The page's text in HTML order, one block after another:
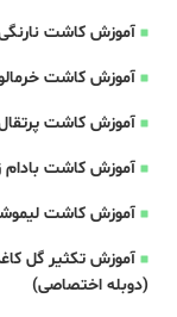
آموزش کاشت
آموزش کاشت
آموزش کاشت
آموزش کاشت بادام
آموزش کاشت
آموزش تکثیر گل
(دوبله اختصاصی)